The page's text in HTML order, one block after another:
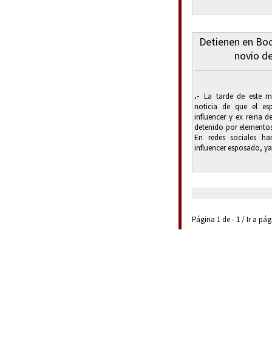
Detienen en
novio
.- La tarde de este
noticia de que el
influencer y ex reina
detenido por
En redes sociales
influencer esposado,
Página 1 de - 1 / Ir a